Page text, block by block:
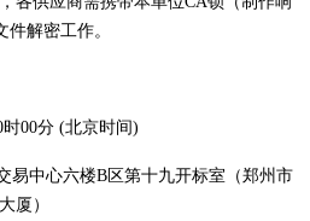
解密工作。
时00分 (北京时间)
易中心六楼B区第十九开标室（郑州市
厦）